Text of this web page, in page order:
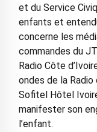
et du Service
enfants et
concerne les
commandes du
Radio Côte
ondes de la
Sofitel Hôtel
manifester son
l’enfant.